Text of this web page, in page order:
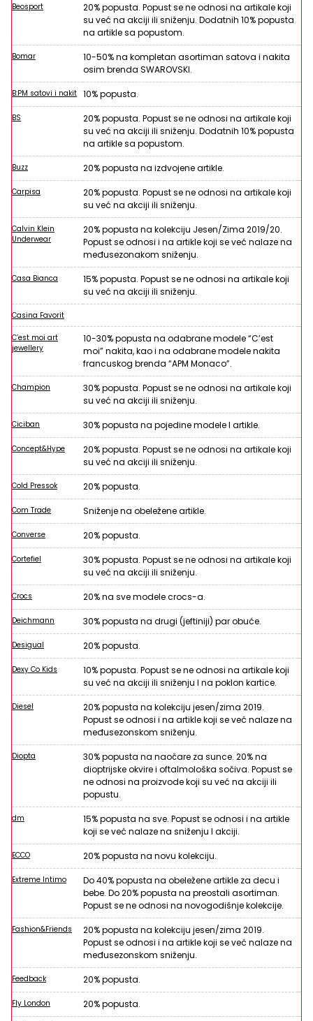
Beosport
20% popusta. Popust se ne odnosi na artikale koji
su već na akciji ili sniženju. Dodatnih 10% popusta
na artikle sa popustom.
Bomar
10-50% na kompletan asortiman satova i nakita
osim brenda SWAROVSKI.
B:PM satovi i nakit 10% popusta.
BS
20% popusta. Popust se ne odnosi na artikale koji
su već na akciji ili sniženju. Dodatnih 10% popusta
na artikle sa popustom.
Buzz 20% popusta na izdvojene artikle.
Carpisa
20% popusta. Popust se ne odnosi na artikale koji
su već na akciji ili sniženju.
Calvin Klein
Underwear
20% popusta na kolekciju Jesen/Zima 2019/20.
Popust se odnosi i na artikle koji se već nalaze na
međusezonakom sniženju.
Casa Bianca
15% popusta. Popust se ne odnosi na artikale koji
su već na akciji ili sniženju.
Casina Favorit
C’est moi art
jewellery
10-30% popusta na odabrane modele “C’est
moi” nakita, kao i na odabrane modele nakita
francuskog brenda “APM Monaco”.
Champion
30% popusta. Popust se ne odnosi na artikale koji
su već na akciji ili sniženju.
Ciciban 30% popusta na pojedine modele I artikle.
Concept&Hype
20% popusta. Popust se ne odnosi na artikale koji
su već na akciji ili sniženju.
Cold Pressok 20% popusta.
Com Trade Sniženje na obeležene artikle.
Converse 20% popusta.
Cortefiel
30% popusta. Popust se ne odnosi na artikale koji
su već na akciji ili sniženju.
Crocs 20% na sve modele crocs-a.
Deichmann 30% popusta na drugi (jeftiniji) par obuće.
Desigual 20% popusta.
Dexy Co Kids
10% popusta. Popust se ne odnosi na artikale koji
su već na akciji ili sniženju I na poklon kartice.
Diesel
20% popusta na kolekciju jesen/zima 2019.
Popust se odnosi i na artikle koji se već nalaze na
međusezonskom sniženju.
Diopta
30% popusta na naočare za sunce. 20% na
dioptrijske okvire i oftalmološka sočiva. Popust se
ne odnosi na proizvode koji su već na akciji ili
popustu.
dm
15% popusta na sve. Popust se odnosi i na artikle
koji se već nalaze na sniženju I akciji.
ECCO 20% popusta na novu kolekciju.
Extreme Intimo
Do 40% popusta na obeležene artikle za decu i
bebe. Do 20% popusta na preostali asortiman.
Popust se ne odnosi na novogodišnje kolekcije.
Fashion&Friends
20% popusta na kolekciju jesen/zima 2019.
Popust se odnosi i na artikle koji se već nalaze na
međusezonskom sniženju.
Feedback 20% popusta.
Fly London 20% popusta.